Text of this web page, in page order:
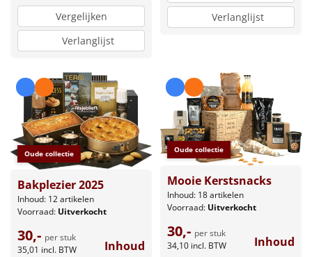
Vergelijken
Verlanglijst
Verlanglijst
Oude collectie
Bakplezier 2025
Inhoud: 12 artikelen
Voorraad: Uitverkocht
30,- per stuk
35,01 incl. BTW Inhoud
Oude collectie
Mooie Kerstsnacks
Inhoud: 18 artikelen
Voorraad: Uitverkocht
30,- per stuk
34,10 incl. BTW Inhoud